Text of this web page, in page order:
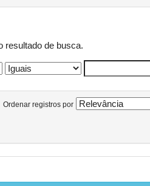
resultado de busca.
Ordenar registros por